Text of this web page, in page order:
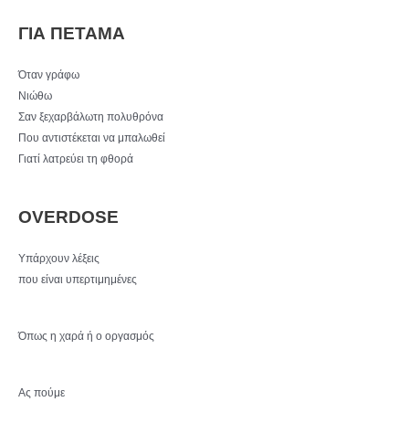
ΓΙΑ ΠΕΤΑΜΑ
Όταν γράφω
Νιώθω
Σαν ξεχαρβάλωτη πολυθρόνα
Που αντιστέκεται να μπαλωθεί
Γιατί λατρεύει τη φθορά
OVERDOSE
Υπάρχουν λέξεις
που είναι υπερτιμημένες
Όπως η χαρά ή ο οργασμός
Ας πούμε